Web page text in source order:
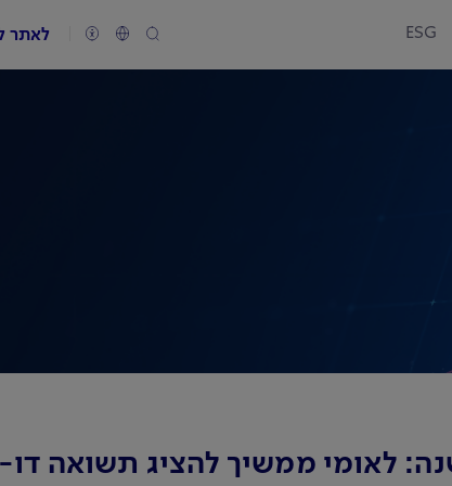
ESG לאתר
לאומי ממשיך להציג תשואה